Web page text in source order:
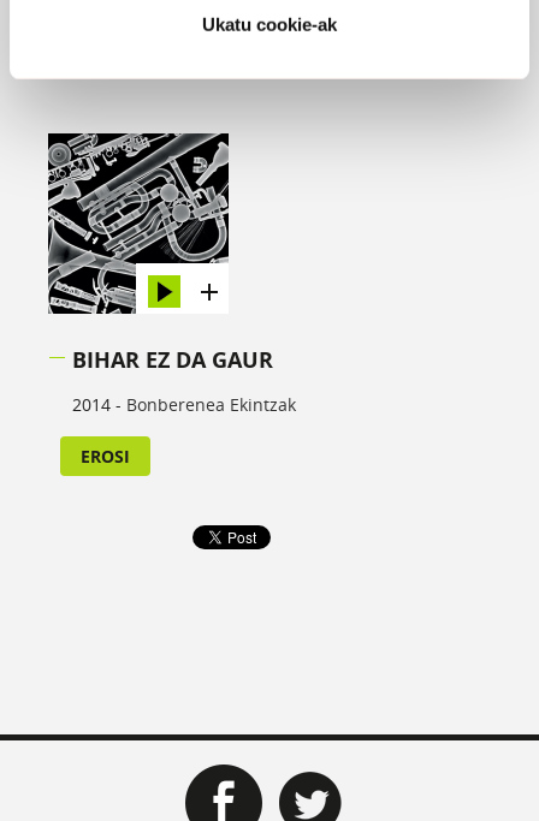
Ukatu cookie-ak
BIHAR EZ DA GAUR
2014 - Bonberenea Ekintzak
EROSI